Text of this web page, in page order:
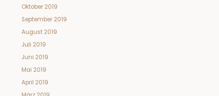
Oktober 2019
September 2019
August 2019
Juli 2019
Juni 2019
Mai 2019
April 2019